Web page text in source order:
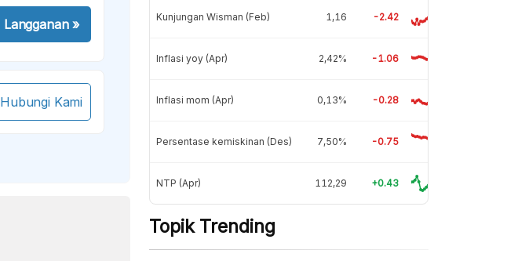
Langganan»
Hubungi Kami
Kunjungan Wisman (Feb) 1,16 -2.42
Inflasi yoy (Apr) 2,42% -1.06
Inflasi mom (Apr) 0,13% -0.28
Persentase kemiskinan (Des) 7,50% -0.75
NTP (Apr) 112,29 +0.43
Topik Trending